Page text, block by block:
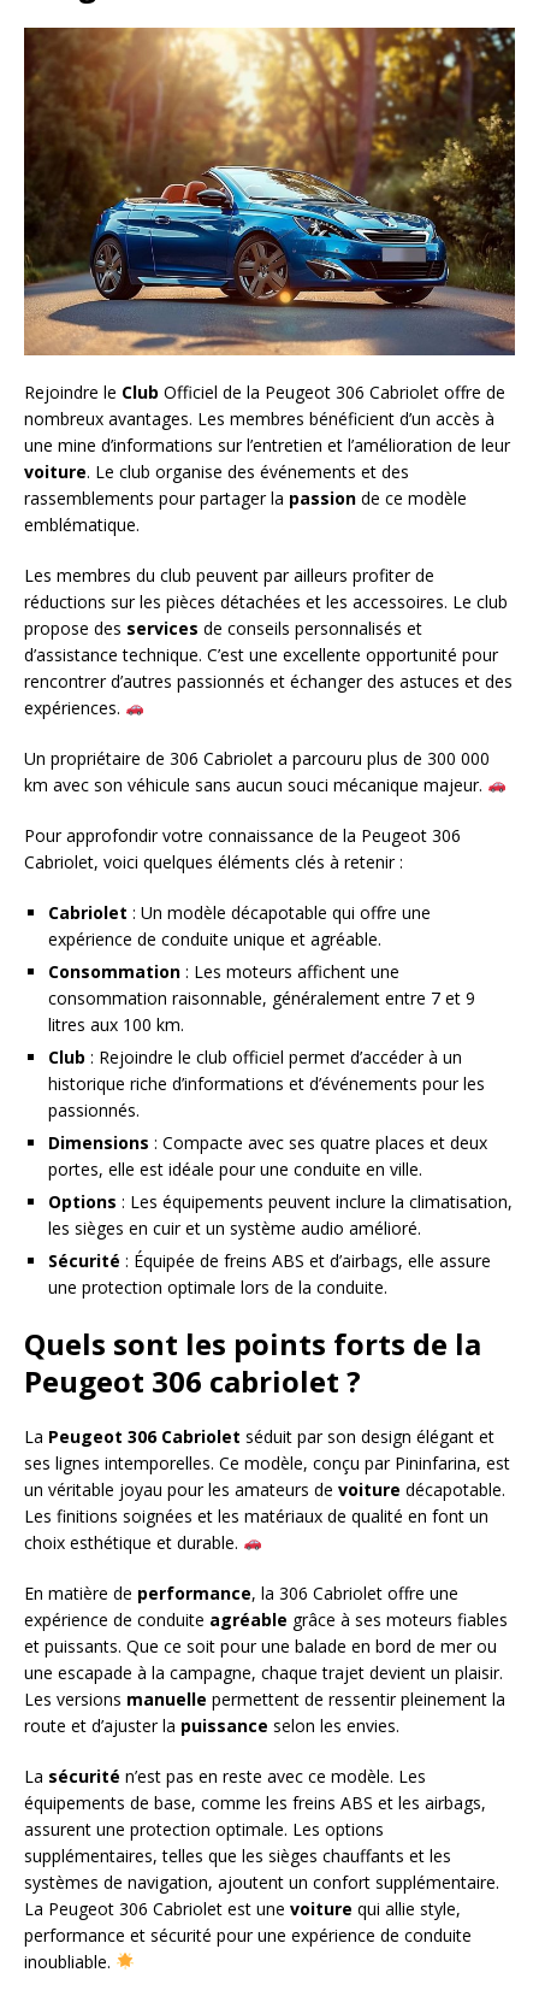
Rejoindre le Club Officiel de la Peugeot 306 Cabriolet offre de
nombreux avantages. Les membres bénéficient d’un accès à
une mine d’informations sur l’entretien et l’amélioration de leur
voiture. Le club organise des événements et des
rassemblements pour partager la passion de ce modèle
emblématique.
Les membres du club peuvent par ailleurs profiter de
réductions sur les pièces détachées et les accessoires. Le club
propose des services de conseils personnalisés et
d’assistance technique. C’est une excellente opportunité pour
rencontrer d’autres passionnés et échanger des astuces et des
expériences.
Un propriétaire de 306 Cabriolet a parcouru plus de 300 000
km avec son véhicule sans aucun souci mécanique majeur.
Pour approfondir votre connaissance de la Peugeot 306
Cabriolet, voici quelques éléments clés à retenir :
Cabriolet : Un modèle décapotable qui offre une
expérience de conduite unique et agréable.
Consommation : Les moteurs affichent une
consommation raisonnable, généralement entre 7 et 9
litres aux 100 km.
Club : Rejoindre le club officiel permet d’accéder à un
historique riche d’informations et d’événements pour les
passionnés.
Dimensions : Compacte avec ses quatre places et deux
portes, elle est idéale pour une conduite en ville.
Options : Les équipements peuvent inclure la climatisation,
les sièges en cuir et un système audio amélioré.
Sécurité : Équipée de freins ABS et d’airbags, elle assure
une protection optimale lors de la conduite.
Quels sont les points forts de la
Peugeot 306 cabriolet ?
La Peugeot 306 Cabriolet séduit par son design élégant et
ses lignes intemporelles. Ce modèle, conçu par Pininfarina, est
un véritable joyau pour les amateurs de voiture décapotable.
Les finitions soignées et les matériaux de qualité en font un
choix esthétique et durable.
En matière de performance, la 306 Cabriolet offre une
expérience de conduite agréable grâce à ses moteurs fiables
et puissants. Que ce soit pour une balade en bord de mer ou
une escapade à la campagne, chaque trajet devient un plaisir.
Les versions manuelle permettent de ressentir pleinement la
route et d’ajuster la puissance selon les envies.
La sécurité n’est pas en reste avec ce modèle. Les
équipements de base, comme les freins ABS et les airbags,
assurent une protection optimale. Les options
supplémentaires, telles que les sièges chauffants et les
systèmes de navigation, ajoutent un confort supplémentaire.
La Peugeot 306 Cabriolet est une voiture qui allie style,
performance et sécurité pour une expérience de conduite
inoubliable.